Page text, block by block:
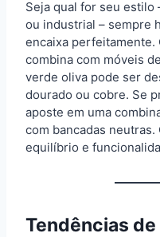
Seja qual for seu estilo
ou industrial – sempre
encaixa perfeitamente.
combina com móveis
verde oliva pode ser
dourado ou cobre. Se
aposte em uma
com bancadas
equilíbrio e
Tendências